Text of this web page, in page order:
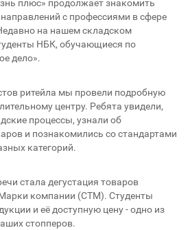
плюс» продолжает знакомить
с профессиями в сфере
на нашем складском
НБК, обучающиеся по
дело».
ритейла мы провели подробную
центру. Ребята увидели,
процессы, узнали об
и познакомились со стандартами
категорий.
стала дегустация товаров
компании (СТМ). Студенты
и её доступную цену - одно из
стопперов.